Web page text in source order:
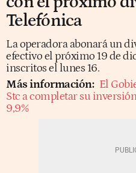
Telefónica
La operadora abonará un
efectivo el próximo 19 de
inscritos el lunes 16.
Más información: El
Stc a completar su
9,9%